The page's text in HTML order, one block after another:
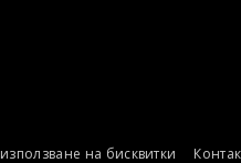
на бисквитки